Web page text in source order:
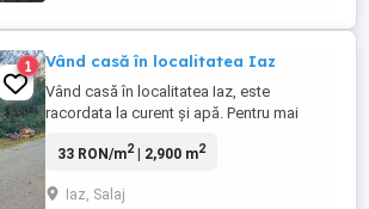
1 Vând casă în localitatea Iaz
Vând casă în localitatea Iaz, este
racordata la curent și apă. Pentru mai
33 RON/m2| 2,900 m2
Iaz, Salaj